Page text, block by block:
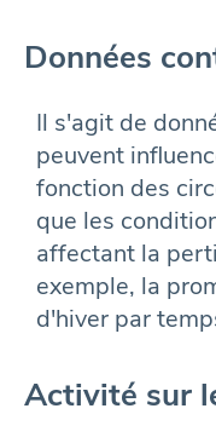
Données
Il s'agit de
peuvent
fonction des
que les
affectant la
exemple, la
d'hiver par
Activité sur